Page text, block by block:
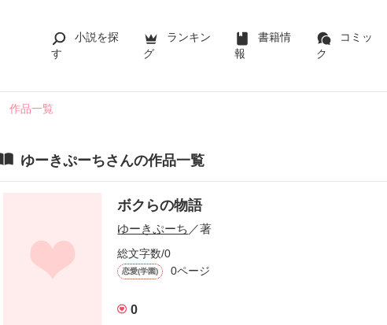
小説を探
す
ランキン
グ
書籍情
報
コミッ
ク
作品一覧
ゆーきぷーちさんの作品一覧
ボクらの物語
ゆーきぷーち ／著
総文字数/0
恋愛(学園) 0ページ
0